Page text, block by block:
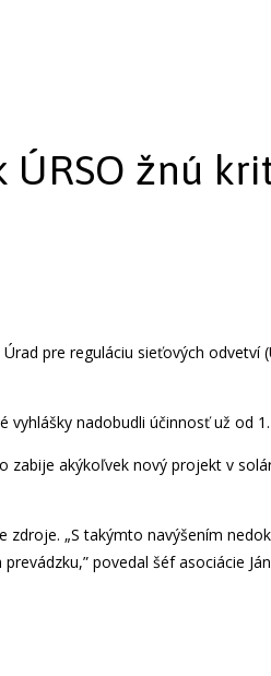
ÚRSO žnú
pre reguláciu sieťových odvetví
nadobudli účinnosť už od
akýkoľvek nový projekt v
„S takýmto navýšením
povedal šéf asociácie